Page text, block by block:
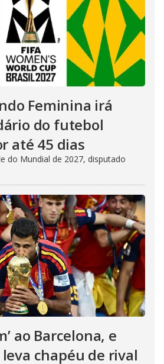
Feminina irá
do futebol
até 45 dias
do Mundial de 2027, disputado
ao Barcelona, e
chapéu de rival